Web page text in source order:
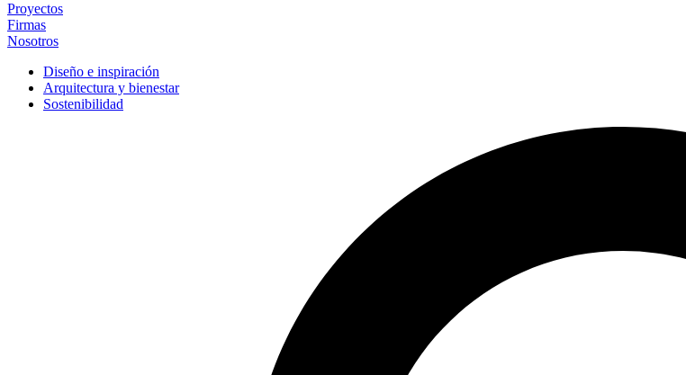
Proyectos
Firmas
Nosotros
Diseño e inspiración
Arquitectura y bienestar
Sostenibilidad